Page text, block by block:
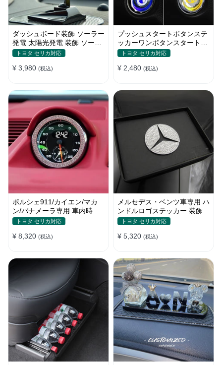
ダッシュボード装飾 ソーラー
発電 太陽光発電 装飾 ソーラ
ー飛行機 小型車のインテリア
ル
トヨタ セリカ対応
¥ 3,980 (税込)
プッシュスタートボタンステ
ッカーワンボタンスタートカ
バー車用装飾 スイッチキー保
クセサリー
トヨタ セリカ対応
¥ 2,480 (税込)
ポルシェ911/カイエン/マカ
ン/パナメーラ専用 車内時計
ステッカー ダイヤモンド合金
グ サークル
トヨタ セリカ対応
¥ 8,320 (税込)
メルセデス・ベンツ車専用 ハ
ンドルロゴステッカー 装飾物
テープ貼付 キラキラ 内装 銀
トヨタ セリカ対応
¥ 5,320 (税込)